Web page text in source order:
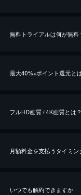
無料トライアルは何が無料
最大40%※ポイント還元と
※40％ポイント還元の対象は、
iOSアプリのUコイン決済に
フルHD画質 / 4K画質とは？
月額料金を支払うタイミン
いつでも解約できますか